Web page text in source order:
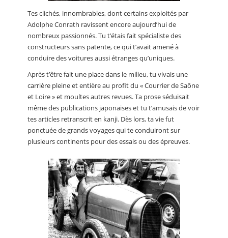
Tes clichés, innombrables, dont certains exploités par
Adolphe Conrath ravissent encore aujourd’hui de
nombreux passionnés. Tu t’étais fait spécialiste des
constructeurs sans patente, ce qui t’avait amené à
conduire des voitures aussi étranges qu’uniques.
Après t’être fait une place dans le milieu, tu vivais une
carrière pleine et entière au profit du « Courrier de Saône
et Loire » et moultes autres revues. Ta prose séduisait
même des publications japonaises et tu t’amusais de voir
tes articles retranscrit en kanji. Dès lors, ta vie fut
ponctuée de grands voyages qui te conduiront sur
plusieurs continents pour des essais ou des épreuves.